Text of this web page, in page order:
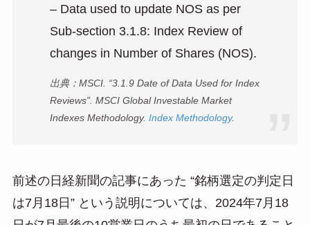
– Data used to update NOS as per
Sub-section 3.1.8: Index Review of
changes in Number of Shares (NOS).
出典：MSCI. “3.1.9 Date of Data Used for Index
Reviews”. MSCI Global Investable Market
Indexes Methodology. Index Methodology.
前述の日経新聞の記事にあった “銘柄選定の判定日
は7月18日” という説明については、2024年7月18